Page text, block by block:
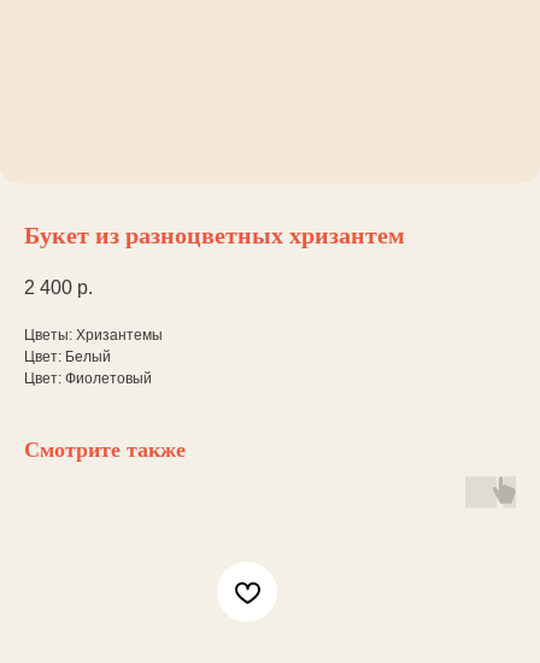
Букет из разноцветных хризантем
2 400 р.
Цветы: Хризантемы
Цвет: Белый
Цвет: Фиолетовый
Смотрите также